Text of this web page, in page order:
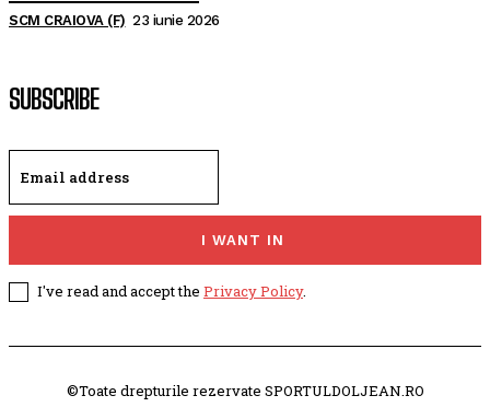
SCM CRAIOVA (F) 23 iunie 2026
SUBSCRIBE
I WANT IN
I've read and accept the Privacy Policy.
©Toate drepturile rezervate SPORTULDOLJEAN.RO